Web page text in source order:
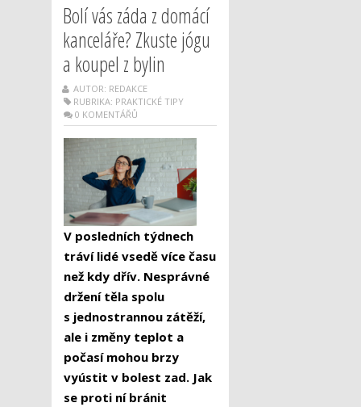
Bolí vás záda z domácí
kanceláře? Zkuste jógu
a koupel z bylin
AUTOR: REDAKCE
RUBRIKA: PRAKTICKÉ TIPY
0 KOMENTÁŘŮ
V posledních týdnech
tráví lidé vsedě více času
než kdy dřív. Nesprávné
držení těla spolu
s jednostrannou zátěží,
ale i změny teplot a
počasí mohou brzy
vyústit v bolest zad. Jak
se proti ní bránit